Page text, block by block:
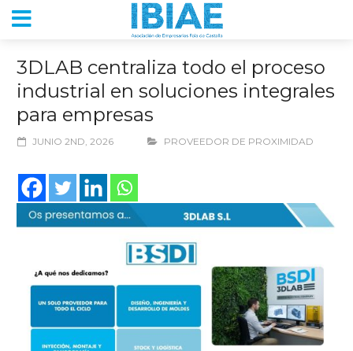
3DLAB centraliza todo el proceso
industrial en soluciones integrales
para empresas
JUNIO 2ND, 2026 PROVEEDOR DE PROXIMIDAD